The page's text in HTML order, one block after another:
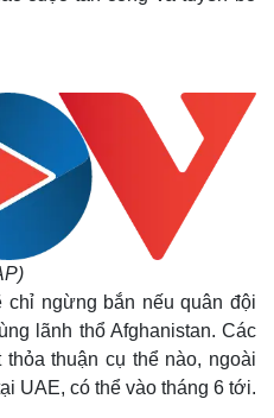
Multimedia
Video
Ảnh
chỉ ngừng bắn nếu quân đội
lãnh thổ Afghanistan. Các
thuận cụ thể nào, ngoài
UAE, có thể vào tháng 6 tới.